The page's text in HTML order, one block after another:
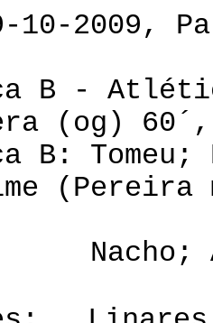
2009,
B -
(og)
B:
(Pereira